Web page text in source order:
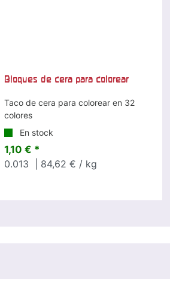
Bloques de cera para colorear
Taco de cera para colorear en 32
colores
En stock
1,10 € *
0.013
| 84,62 € / kg